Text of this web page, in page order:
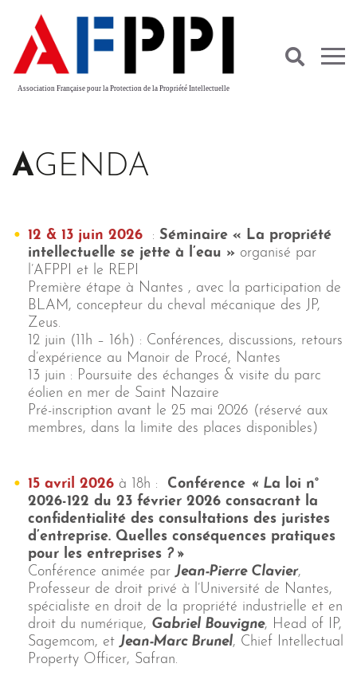
Association Française pour la Protection de la Propriété Intellectuelle
×
ASSOCIATION
HISTORIQUE
MARDIS DE L’AFPPI
NEWSLETTERS
GROUPES DE TRAVAIL
AGENDA
ACTUALITÉ PI
JURISPRUDENCE
ACTUALITÉS JURIDIQUES
ARCHIVES
ADHÉSION
AGENDA
12 & 13 juin 2026 : Séminaire « La propriété
intellectuelle se jette à l’eau » organisé par
l’AFPPI et le REPI
Première étape à Nantes , avec la participation de
BLAM, concepteur du cheval mécanique des JP,
Zeus.
12 juin (11h – 16h) : Conférences, discussions, retours
d’expérience au Manoir de Procé, Nantes
13 juin : Poursuite des échanges & visite du parc
éolien en mer de Saint Nazaire
Pré-inscription avant le 25 mai 2026 (réservé aux
membres, dans la limite des places disponibles)
15 avril 2026 à 18h : Conférence « La loi n°
2026-122 du 23 février 2026 consacrant la
confidentialité des consultations des juristes
d’entreprise. Quelles conséquences pratiques
pour les entreprises ? »
Conférence animée parJean-Pierre Clavier,
Professeur de droit privé à l’Université de Nantes,
spécialiste en droit de la propriété industrielle et en
droit du numérique, Gabriel Bouvigne, Head of IP,
Sagemcom, etJean-Marc Brunel, Chief Intellectual
Property Officer, Safran.